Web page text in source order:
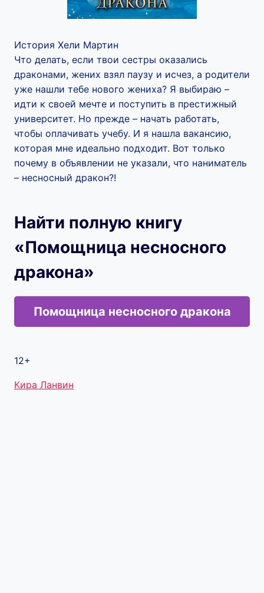
История Хели Мартин
Что делать, если твои сестры оказались
драконами, жених взял паузу и исчез, а родители
уже нашли тебе нового жениха? Я выбираю –
идти к своей мечте и поступить в престижный
университет. Но прежде – начать работать,
чтобы оплачивать учебу. И я нашла вакансию,
которая мне идеально подходит. Вот только
почему в объявлении не указали, что наниматель
– несносный дракон?!
Найти полную книгу
«Помощница несносного
дракона»
Помощница несносного дракона
12+
Метки
Кира Ланвин